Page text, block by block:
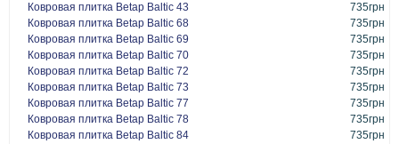
Ковровая плитка Betap Baltic 43
735грн
Ковровая плитка Betap Baltic 68
735грн
Ковровая плитка Betap Baltic 69
735грн
Ковровая плитка Betap Baltic 70
735грн
Ковровая плитка Betap Baltic 72
735грн
Ковровая плитка Betap Baltic 73
735грн
Ковровая плитка Betap Baltic 77
735грн
Ковровая плитка Betap Baltic 78
735грн
Ковровая плитка Betap Baltic 84
735грн